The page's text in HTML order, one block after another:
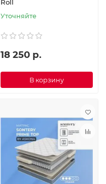
Roll
Уточняйте
18 250 р.
В корзину